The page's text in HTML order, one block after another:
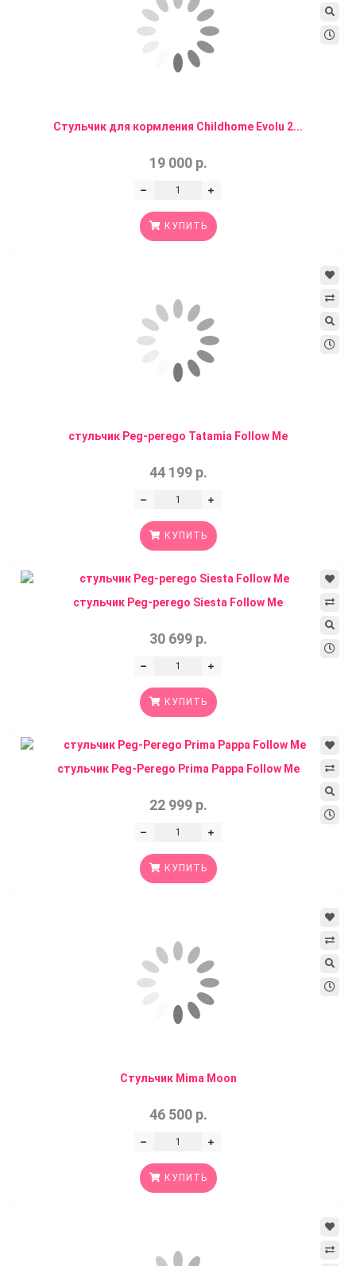
Стульчик для кормления Childhome Evolu 2...
19 000 р.
КУПИТЬ
стульчик Peg-perego Tatamia Follow Me
44 199 р.
КУПИТЬ
стульчик Peg-perego Siesta Follow Me
30 699 р.
КУПИТЬ
стульчик Peg-Perego Prima Pappa Follow Me
22 999 р.
КУПИТЬ
Стульчик Mima Moon
46 500 р.
КУПИТЬ